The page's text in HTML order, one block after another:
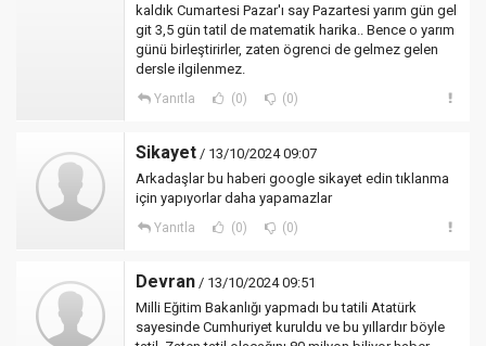
kaldık Cumartesi Pazar'ı say Pazartesi yarım gün gel
git 3,5 gün tatil de matematik harika.. Bence o yarım
günü birleştirirler, zaten ögrenci de gelmez gelen
dersle ilgilenmez.
Yanıtla (0) (0)
Sikayet / 13/10/2024 09:07
Arkadaşlar bu haberi google sikayet edin tıklanma
için yapıyorlar daha yapamazlar
Yanıtla (0) (0)
Devran / 13/10/2024 09:51
Milli Eğitim Bakanlığı yapmadı bu tatili Atatürk
sayesinde Cumhuriyet kuruldu ve bu yıllardır böyle